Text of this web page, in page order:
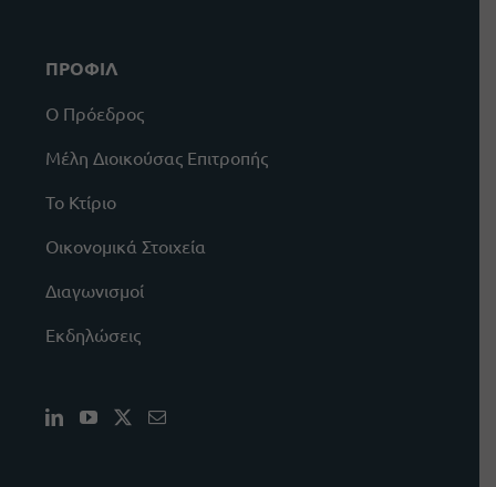
ΠΡΟΦΙΛ
Ο Πρόεδρος
Μέλη Διοικούσας Επιτροπής
Το Κτίριο
Οικονομικά Στοιχεία
Διαγωνισμοί
Εκδηλώσεις